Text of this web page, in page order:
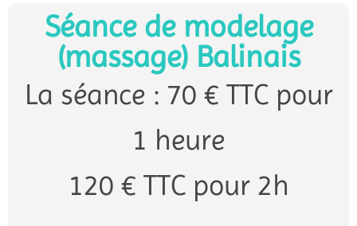
Séance de modelage
(massage) Balinais
La séance : 70 € TTC pour
1 heure
120 € TTC pour 2h